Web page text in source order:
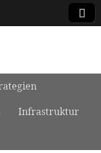
Infrastruktur